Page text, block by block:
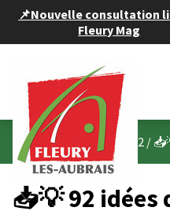
📌Nouvelle consultation
Fleury Mag
Budget participatif 2022 /
📥💡 92 idées
Panneau de gestion des cookies